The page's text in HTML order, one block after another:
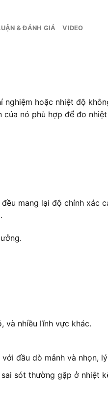
& ĐÁNH GIÁ VIDEO
hoặc nhiệt độ
nó phù hợp để đo
mang lại độ chính xác
và nhiều lĩnh vực khác.
đầu dò mảnh và nhọn,
sót thường gặp ở nhiệt